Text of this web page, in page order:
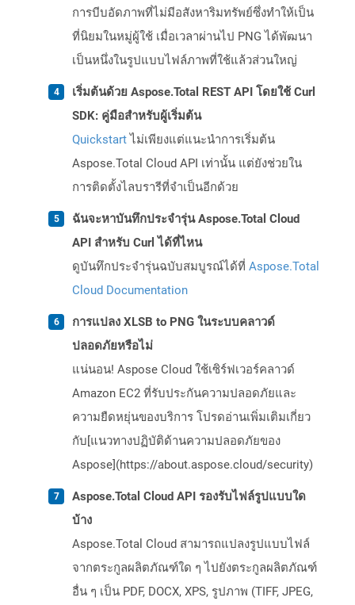
การบีบอัดภาพที่ไม่มีอสังหาริมทรัพย์ซึ่งทำให้เป็น
ที่นิยมในหมู่ผู้ใช้ เมื่อเวลาผ่านไป PNG ได้พัฒนา
เป็นหนึ่งในรูปแบบไฟล์ภาพที่ใช้แล้วส่วนใหญ่
เริ่มต้นด้วย Aspose.Total REST API โดยใช้ Curl
SDK: คู่มือสำหรับผู้เริ่มต้น
Quickstartไม่เพียงแต่แนะนำการเริ่มต้น
Aspose.Total Cloud API เท่านั้น แต่ยังช่วยใน
การติดตั้งไลบรารีที่จำเป็นอีกด้วย
ฉันจะหาบันทึกประจำรุ่น Aspose.Total Cloud
API สำหรับ Curl ได้ที่ไหน
ดูบันทึกประจำรุ่นฉบับสมบูรณ์ได้ที่ Aspose.Total
Cloud Documentation
การแปลง XLSB to PNG ในระบบคลาวด์
ปลอดภัยหรือไม่
แน่นอน! Aspose Cloud ใช้เซิร์ฟเวอร์คลาวด์
Amazon EC2 ที่รับประกันความปลอดภัยและ
ความยืดหยุ่นของบริการ โปรดอ่านเพิ่มเติมเกี่ยว
กับ[แนวทางปฏิบัติด้านความปลอดภัยของ
Aspose](https://about.aspose.cloud/security)
Aspose.Total Cloud API รองรับไฟล์รูปแบบใด
บ้าง
Aspose.Total Cloud สามารถแปลงรูปแบบไฟล์
จากตระกูลผลิตภัณฑ์ใด ๆ ไปยังตระกูลผลิตภัณฑ์
อื่น ๆ เป็น PDF, DOCX, XPS, รูปภาพ (TIFF, JPEG,